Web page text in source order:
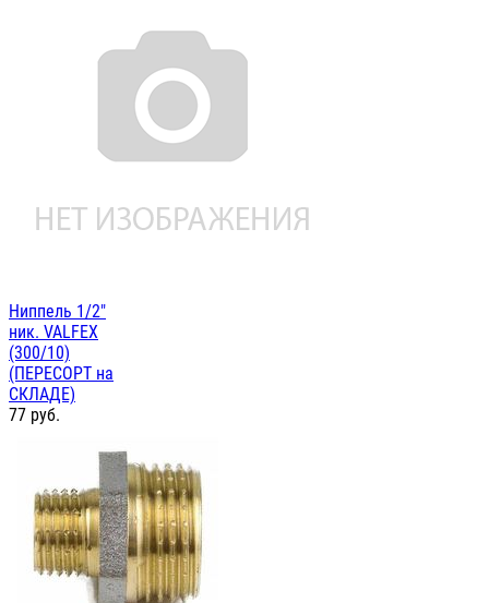
Ниппель 1/2"
ник. VALFEX
(300/10)
(ПЕРЕСОРТ на
СКЛАДЕ)
77 руб.